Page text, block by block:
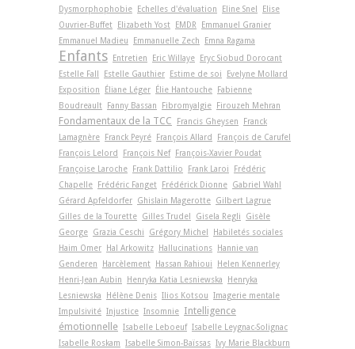
Dysmorphophobie
Echelles d'évaluation Eline Snel
Elise
Ouvrier-Buffet
Elizabeth Yost EMDR
Emmanuel Granier
Emmanuel Madieu
Emmanuelle Zech Emna Ragama
Enfants Entretien Eric Willaye
Eryc Siobud Dorocant
Estelle Fall
Estelle Gauthier Estime de soi
Evelyne Mollard
Exposition
Éliane Léger Élie Hantouche
Fabienne
Boudreault
Fanny Bassan Fibromyalgie Firouzeh Mehran
Fondamentaux de la TCC Francis Gheysen
Franck
Lamagnère
Franck Peyré François Allard
François de Carufel
François Lelord
François Nef
François-Xavier Poudat
Françoise Laroche
Frank Dattilio Frank Laroi
Frédéric
Chapelle
Frédéric Fanget Frédérick Dionne Gabriel Wahl
Gérard Apfeldorfer Ghislain Magerotte Gilbert Lagrue
Gilles de la Tourette Gilles Trudel Gisela Regli
Gisèle
George Grazia Ceschi Grégory Michel
Habiletés sociales
Haim Omer
Hal Arkowitz Hallucinations
Hannie van
Genderen
Harcèlement Hassan Rahioui
Helen Kennerley
Henri-Jean Aubin
Henryka Katia Lesniewska
Henryka
Lesniewska
Hélène Denis Ilios Kotsou Imagerie mentale
Impulsivité Injustice Insomnie Intelligence
émotionnelle Isabelle Leboeuf Isabelle Leygnac-Solignac
Isabelle Roskam Isabelle Simon-Baïssas Ivy Marie Blackburn